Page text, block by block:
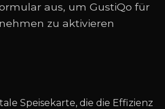
aus, um GustiQo für
zu aktivieren
Speisekarte, die die Effizienz